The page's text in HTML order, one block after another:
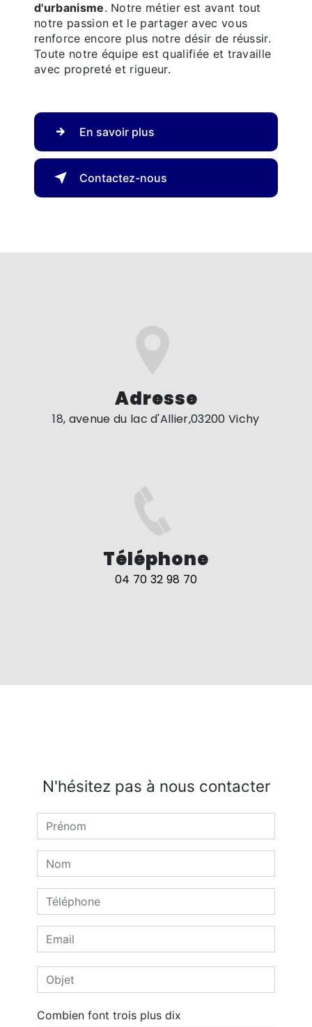
d'urbanisme. Notre métier est avant tout
notre passion et le partager avec vous
renforce encore plus notre désir de réussir.
Toute notre équipe est qualifiée et travaille
avec propreté et rigueur.
En savoir plus
Contactez-nous
Adresse
18, avenue du lac d'Allier,03200 Vichy
Téléphone
04 70 32 98 70
N'hésitez pas à nous contacter
Combien font trois plus dix